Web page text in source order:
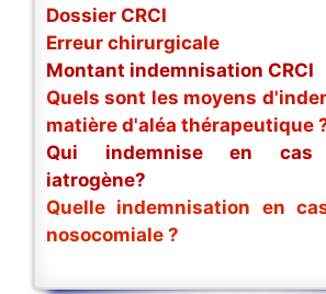
Dossier CRCI
Erreur chirurgicale
Montant indemnisation CRCI
Quels sont les moyens
matière d'aléa thérapeutique
Qui indemnise en cas
iatrogène?
Quelle indemnisation en
nosocomiale ?